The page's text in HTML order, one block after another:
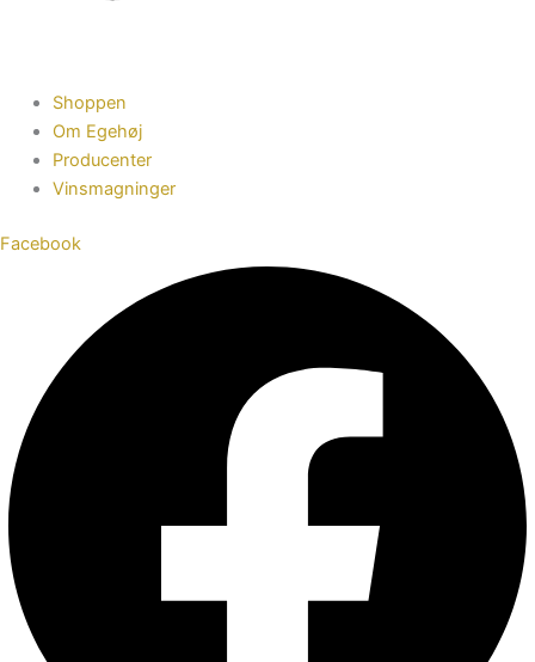
Shoppen
Om Egehøj
Producenter
Vinsmagninger
Facebook